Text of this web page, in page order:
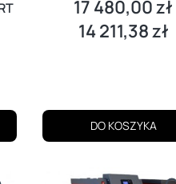
Cena
17 480,00 zł
Cena
14 211,38 zł
DO KOSZYKA